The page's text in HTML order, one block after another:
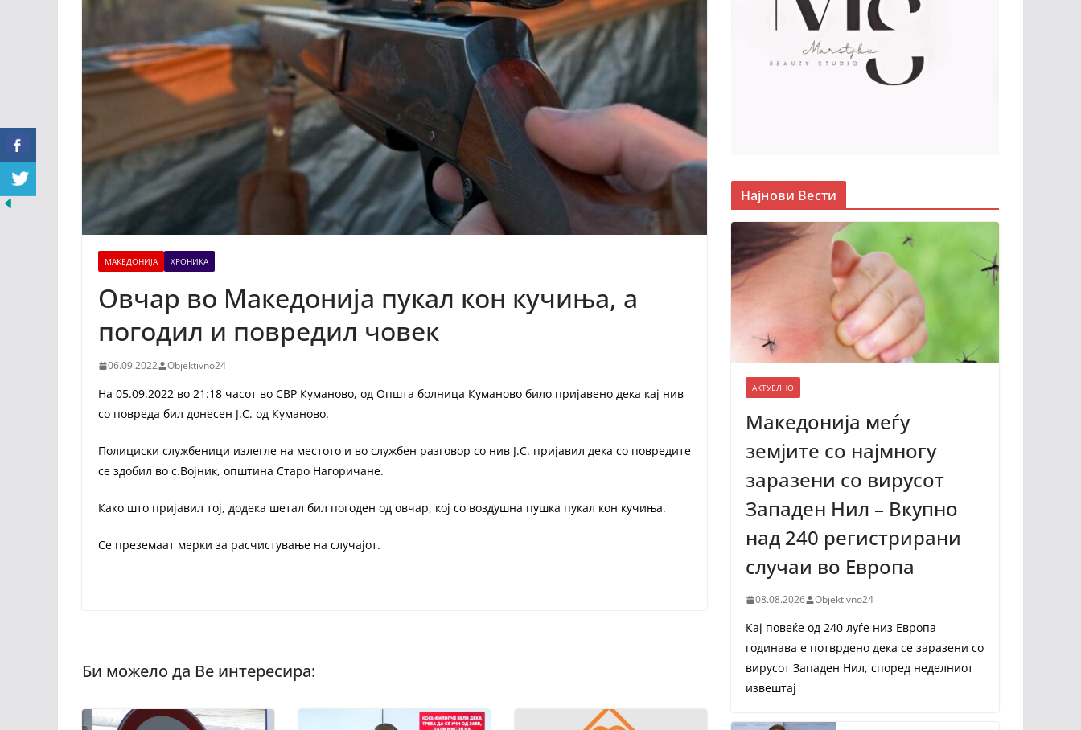
МАКЕДОНИЈА ХРОНИКА
Овчар во Македонија пукал кон кучиња, а
погодил и повредил човек
06.09.2022 Objektivno24
На 05.09.2022 во 21:18 часот во СВР Куманово, од Општа болница Куманово било пријавено дека кај нив
со повреда бил донесен Ј.С. од Куманово.
Полициски службеници излегле на местото и во службен разговор со нив Ј.С. пријавил дека со повредите
се здобил во с.Војник, општина Старо Нагоричане.
Како што пријавил тој, додека шетал бил погоден од овчар, кој со воздушна пушка пукал кон кучиња.
Се преземаат мерки за расчистување на случајот.
Најнови Вести
АКТУЕЛНО
Македонија меѓу
земјите со најмногу
заразени со вирусот
Западен Нил – Вкупно
над 240 регистрирани
случаи во Европа
08.08.2026 Objektivno24
Кај повеќе од 240 луѓе низ Европа
годинава е потврдено дека се заразени со
вирусот Западен Нил, според неделниот
извештај